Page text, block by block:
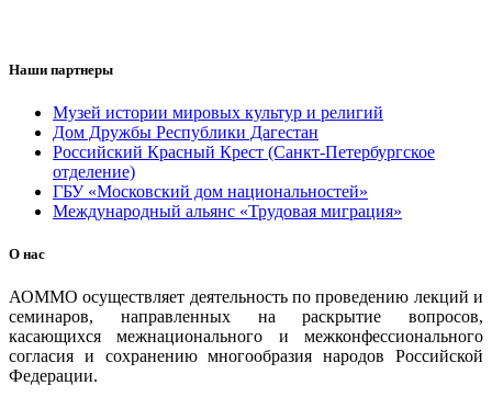
Наши партнеры
Музей истории мировых культур и религий
Дом Дружбы Республики Дагестан
Российский Красный Крест (Санкт-Петербургское
отделение)
ГБУ «Московский дом национальностей»
Международный альянс «Трудовая миграция»
О нас
АОММО осуществляет деятельность по проведению лекций и
семинаров, направленных на раскрытие вопросов,
касающихся межнационального и межконфессионального
согласия и сохранению многообразия народов Российской
Федерации.